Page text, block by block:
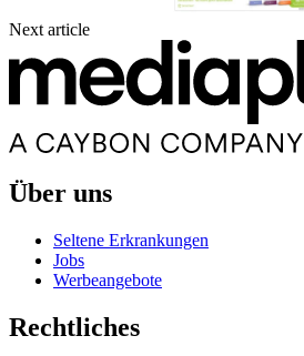
Next article
Über uns
Seltene Erkrankungen
Jobs
Werbeangebote
Rechtliches